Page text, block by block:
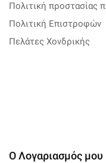
Πολιτική προστασίας
Πολιτική Επιστροφών
Πελάτες Χονδρικής
Ο Λογαριασμός μου